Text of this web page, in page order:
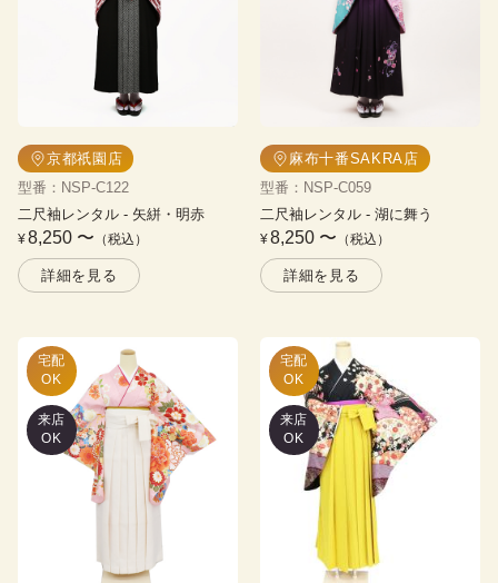
京都祇園店
型番 ： NSP-C122
二尺袖レンタル - 矢絣・明赤
¥8,250 〜 （税込）
詳細を見る
麻布十番SAKRA店
型番 ： NSP-C059
二尺袖レンタル - 湖に舞う
¥8,250 〜 （税込）
詳細を見る
宅配
OK
来店
OK
宅配
OK
来店
OK